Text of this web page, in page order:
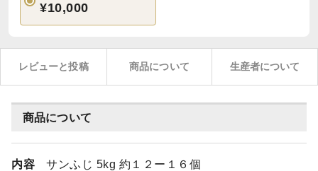
¥10,000
レビューと投稿 商品について 生産者について
商品について
内容 サンふじ 5kg 約１２ー１６個